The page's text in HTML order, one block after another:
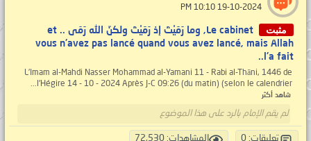
مثبت
Le cabinet, وما رَمَيْتَ إذ رَمَيْتَ ولكنّ الله رَمَى .. et
vous n'avez pas lancé quand vous avez lancé, mais Allah
l'a fait..
L’Imam al-Mahdi Nasser Mohammad al-Yamani 11 - Rabi al-Thāni, 1446 de
l'Hégire 14 - 10 - 2024 Après J-C 09:26 (du matin) (selon le calendrier...
شاهد أكثر
لم يقم الإمام بالرد على هذا الموضوع
تعليقات: 0 المشاهدات: 72,530